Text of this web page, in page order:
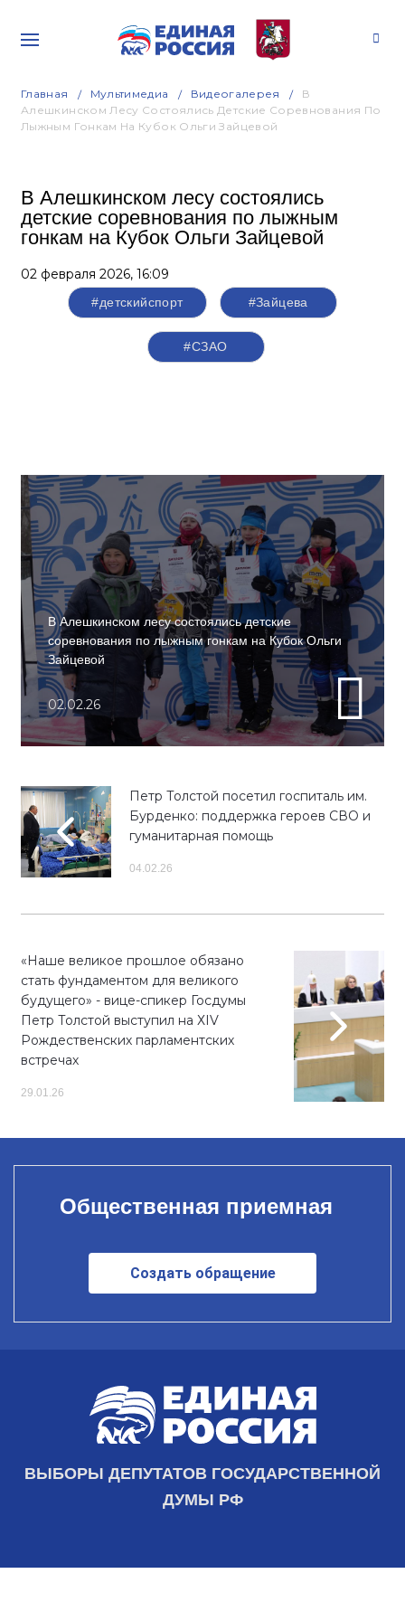
Главная Мультимедиа Видеогалерея
В
Алешкинском Лесу Состоялись Детские Соревнования По
Лыжным Гонкам На Кубок Ольги Зайцевой
В Алешкинском лесу состоялись
детские соревнования по лыжным
гонкам на Кубок Ольги Зайцевой
02 февраля 2026, 16:09
#детскийспорт #Зайцева
#СЗАО
В Алешкинском лесу состоялись детские
соревнования по лыжным гонкам на Кубок Ольги
Зайцевой
02.02.26
Петр Толстой посетил госпиталь им.
Бурденко: поддержка героев СВО и
гуманитарная помощь
04.02.26
«Наше великое прошлое обязано
стать фундаментом для великого
будущего» - вице-спикер Госдумы
Петр Толстой выступил на ХIV
Рождественских парламентских
встречах
29.01.26
Общественная приемная
Создать обращение
ВЫБОРЫ ДЕПУТАТОВ ГОСУДАРСТВЕННОЙ
ДУМЫ РФ